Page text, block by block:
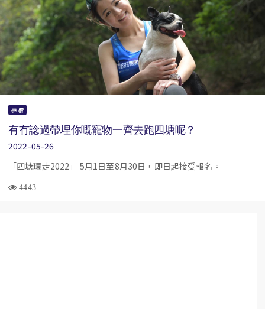
專欄
有冇諗過帶埋你嘅寵物一齊去跑四塘呢？
2022-05-26
「四塘環走2022」 5月1日至8月30日，即日起接受報名。
4443